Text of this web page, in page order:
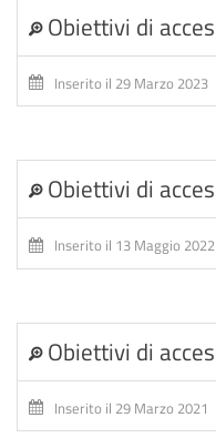
Obiettivi di
Inserito il 29 Marzo 2023
Obiettivi di
Inserito il 13 Maggio 2022
Obiettivi di
Inserito il 29 Marzo 2021